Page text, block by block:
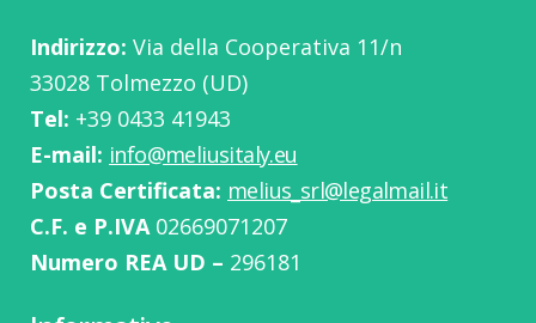
Indirizzo: Via della Cooperativa 11/n
33028 Tolmezzo (UD)
Tel: ‭+39 0433 41943
E-mail: info@meliusitaly.eu
Posta Certificata: melius_srl@legalmail.it
C.F. e P.IVA02669071207
Numero REA UD – 296181